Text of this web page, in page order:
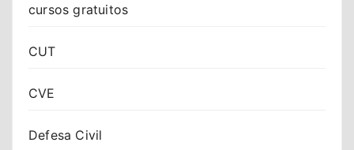
cursos gratuitos
CUT
CVE
Defesa Civil